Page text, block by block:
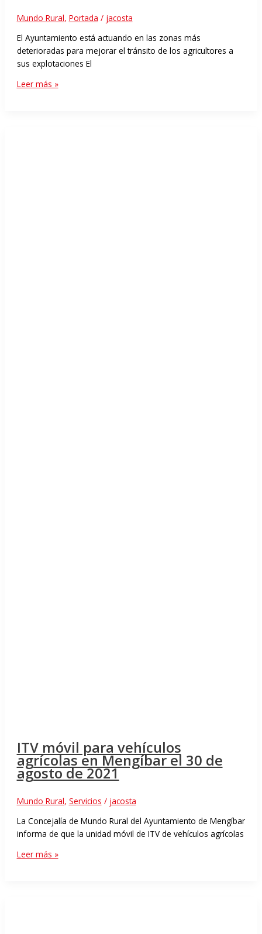
Mundo Rural, Portada / jacosta
El Ayuntamiento está actuando en las zonas más
deterioradas para mejorar el tránsito de los agricultores a
sus explotaciones El
Leer más »
ITV móvil para vehículos
agrícolas en Mengíbar el 30 de
agosto de 2021
Mundo Rural, Servicios / jacosta
La Concejalía de Mundo Rural del Ayuntamiento de Mengíbar
informa de que la unidad móvil de ITV de vehículos agrícolas
Leer más »